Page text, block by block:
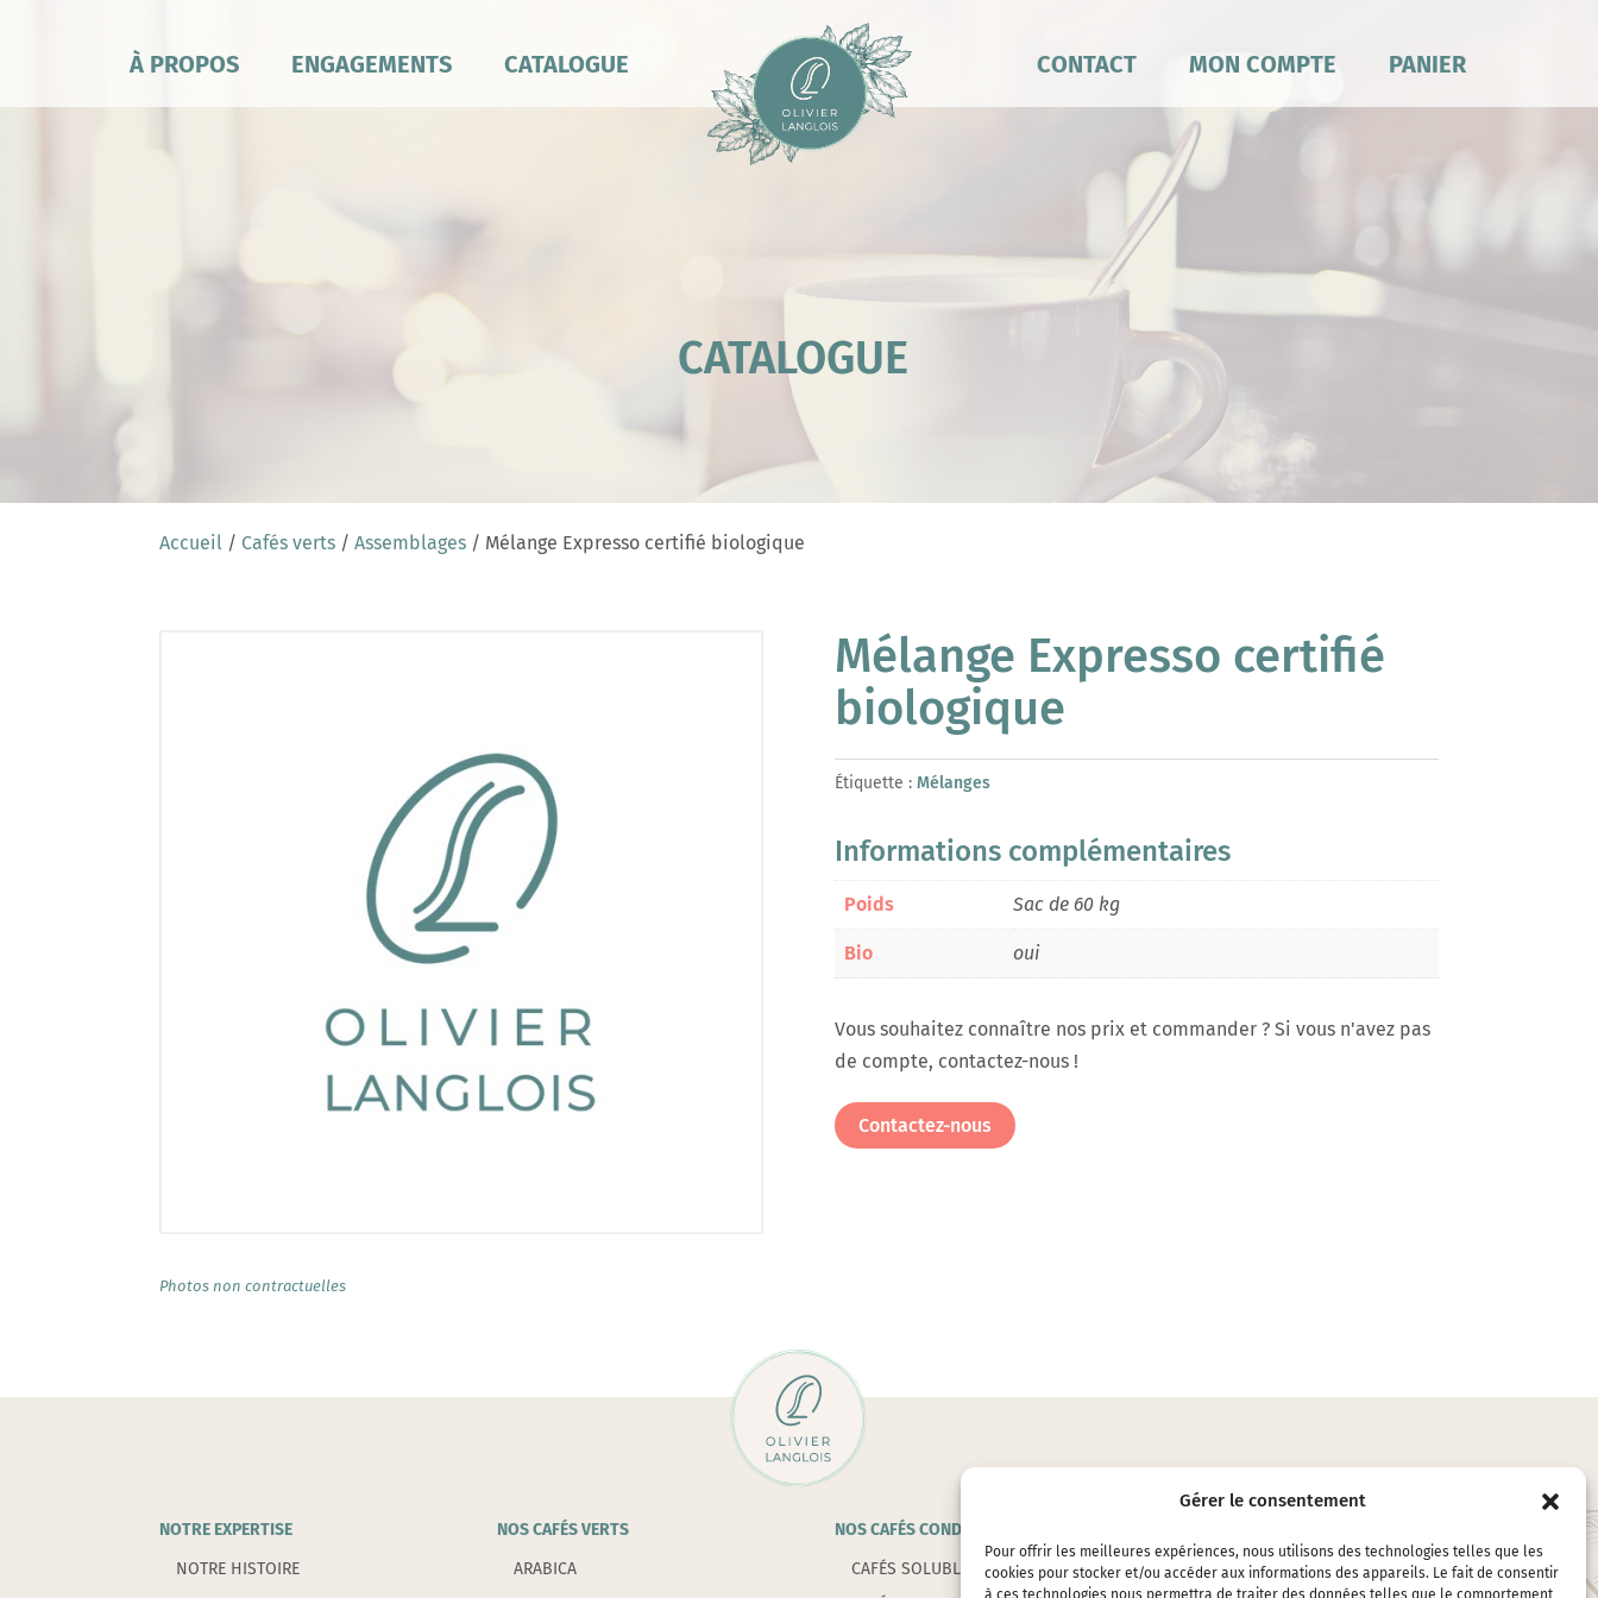
Gérer le consentement
Pour offrir les meilleures expériences, nous utilisons des technologies telles que les
cookies pour stocker et/ou accéder aux informations des appareils. Le fait de consentir
à ces technologies nous permettra de traiter des données telles que le comportement
À PROPOS ENGAGEMENTS CATALOGUE CONTACT MON COMPTE PANIER
CATALOGUE
Accueil / Cafés verts /Assemblages / Mélange Expresso certifié biologique
Photos non contractuelles
Mélange Expresso certifié
biologique
Étiquette : Mélanges
Informations complémentaires
Poids Sac de 60 kg
Bio oui
Vous souhaitez connaître nos prix et commander ? Si vous n'avez pas
de compte, contactez-nous !
Contactez-nous
NOTRE EXPERTISE
NOTRE HISTOIRE
NOS CAFÉS VERTS
ARABICA
NOS CAFÉS CONDITIONNÉS
CAFÉS SOLUBLES
EMBALLAGES